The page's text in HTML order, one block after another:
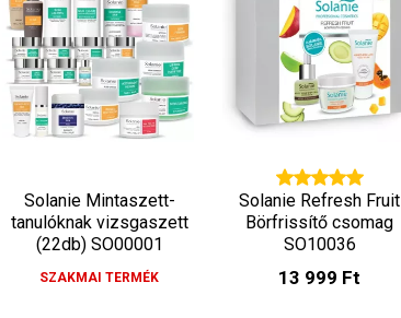
Solanie Mintaszett-
tanulóknak vizsgaszett
(22db) SO00001
SZAKMAI TERMÉK
Solanie Refresh Fruit
Börfrissítő csomag
SO10036
13 999 Ft